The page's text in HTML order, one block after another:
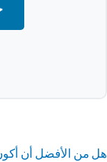
هل من الأفضل أن